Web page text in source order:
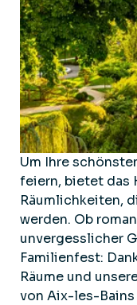
Um Ihre
feiern, bietet das
Räumlichkeiten,
werden. Ob
unvergesslicher
Familienfest:
Räume und
von Aix-les-